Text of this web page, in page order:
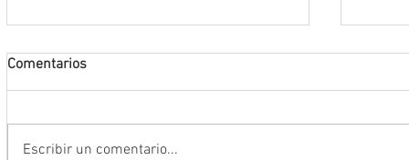
Comentarios
Escribir un comentario...